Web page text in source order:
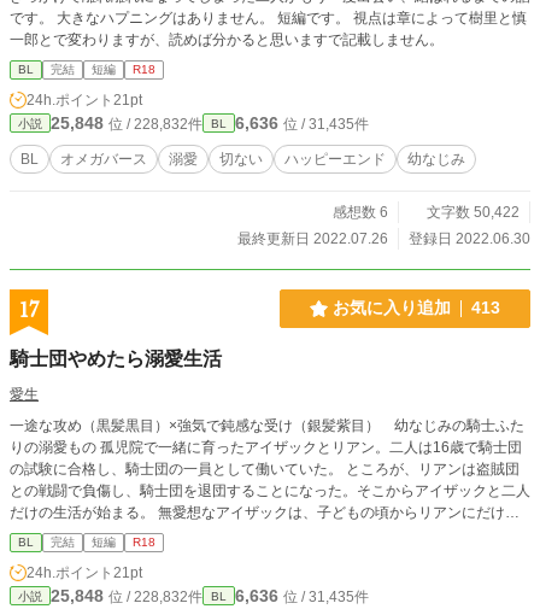
です。 大きなハプニングはありません。 短編です。 視点は章によって樹里と慎
一郎とで変わりますが、読めば分かると思いますで記載しません。
BL 完結 短編 R18
24h.ポイント 21pt
小説 25,848 位 / 228,832件 BL 6,636 位 / 31,435件
BL オメガバース 溺愛 切ない ハッピーエンド 幼なじみ
感想数 6
文字数 50,422
最終更新日 2022.07.26
登録日 2022.06.30
17 お気に入り追加 413
騎士団やめたら溺愛生活
愛生
一途な攻め（黒髪黒目）×強気で鈍感な受け（銀髪紫目） 幼なじみの騎士ふた
りの溺愛もの 孤児院で一緒に育ったアイザックとリアン。二人は16歳で騎士団
の試験に合格し、騎士団の一員として働いていた。 ところが、リアンは盗賊団
との戦闘で負傷し、騎士団を退団することになった。そこからアイザックと二人
だけの生活が始まる。 無愛想なアイザックは、子どもの頃からリアンにだけ懐
いていた。アイザックを弟のように可愛がるリアンだが、アイザックはずっとリ
アンのことが好きだった。 アイザックに溺愛されるうちに、リアンの気持ちも
次第に変わっていく。 設定はゆるく、近代ヨーロッパ風の「剣と魔法の世界」
ですが、魔法はほぼ出てきません。エロも少な目で会話とストーリー重視です。
BL 完結 短編 R18
24h.ポイント 21pt
小説 25,848 位 / 228,832件 BL 6,636 位 / 31,435件